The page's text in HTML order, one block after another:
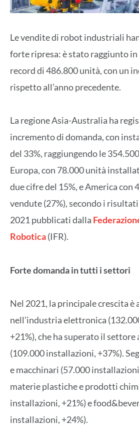
Le vendite di robot industriali
forte ripresa: è stato raggiunto
record di 486.800 unità, con un
rispetto all’anno precedente.
La regione Asia-Australia ha
incremento di domanda, con
del 33%, raggiungendo le
Europa, con 78.000 unità
due cifre del 15%, e America con
vendute (27%), secondo i
2021 pubblicati dalla
Robotica(IFR).
Forte domanda in tutti i settori
Nel 2021, la principale crescita è
nell’industria elettronica
+21%), che ha superato il
(109.000 installazioni, +37%).
e macchinari (57.000
materie plastiche e prodotti
installazioni, +21%) e
installazioni, +24%).